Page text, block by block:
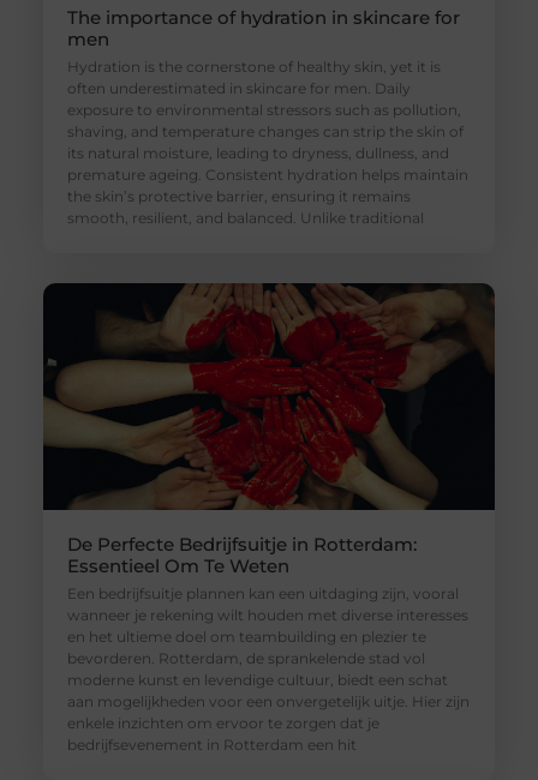
The importance of hydration in skincare for
men
Hydration is the cornerstone of healthy skin, yet it is
often underestimated in skincare for men. Daily
exposure to environmental stressors such as pollution,
shaving, and temperature changes can strip the skin of
its natural moisture, leading to dryness, dullness, and
premature ageing. Consistent hydration helps maintain
the skin’s protective barrier, ensuring it remains
smooth, resilient, and balanced. Unlike traditional
De Perfecte Bedrijfsuitje in Rotterdam:
Essentieel Om Te Weten
Een bedrijfsuitje plannen kan een uitdaging zijn, vooral
wanneer je rekening wilt houden met diverse interesses
en het ultieme doel om teambuilding en plezier te
bevorderen. Rotterdam, de sprankelende stad vol
moderne kunst en levendige cultuur, biedt een schat
aan mogelijkheden voor een onvergetelijk uitje. Hier zijn
enkele inzichten om ervoor te zorgen dat je
bedrijfsevenement in Rotterdam een hit